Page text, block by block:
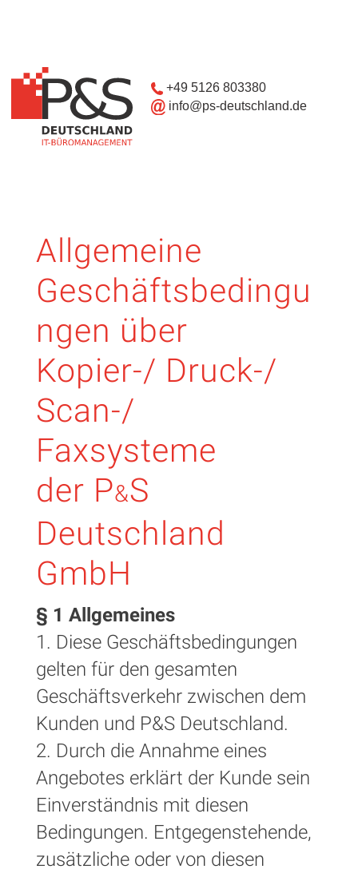
+49 5126 803380
info@ps-deutschland.de
Allgemeine
Geschäftsbedingu
ngen über
Kopier-/ Druck-/
Scan-/
Faxsysteme
der P&S
Deutschland
GmbH
§ 1 Allgemeines
1. Diese Geschäftsbedingungen
gelten für den gesamten
Geschäftsverkehr zwischen dem
Kunden und P&S Deutschland.
2. Durch die Annahme eines
Angebotes erklärt der Kunde sein
Einverständnis mit diesen
Bedingungen. Entgegenstehende,
zusätzliche oder von diesen